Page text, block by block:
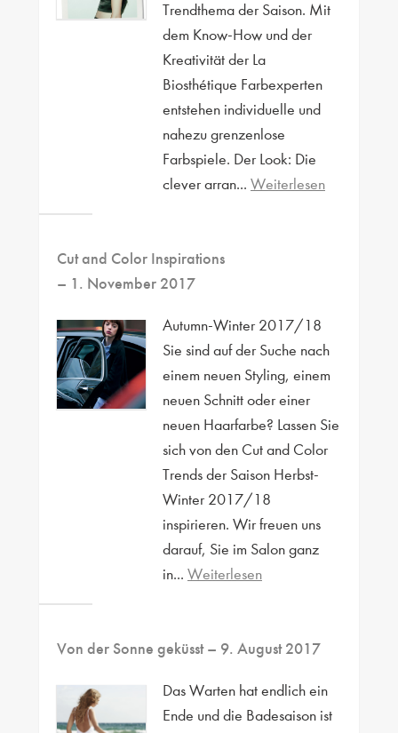
Trendthema der Saison. Mit
dem Know-How und der
Kreativität der La
Biosthétique Farbexperten
entstehen individuelle und
nahezu grenzenlose
Farbspiele. Der Look: Die
clever arran... Weiterlesen
Cut and Color Inspirations
– 1. November 2017
Autumn-Winter 2017/18
Sie sind auf der Suche nach
einem neuen Styling, einem
neuen Schnitt oder einer
neuen Haarfarbe? Lassen Sie
sich von den Cut and Color
Trends der Saison Herbst-
Winter 2017/18
inspirieren. Wir freuen uns
darauf, Sie im Salon ganz
in... Weiterlesen
Von der Sonne geküsst– 9. August 2017
Das Warten hat endlich ein
Ende und die Badesaison ist